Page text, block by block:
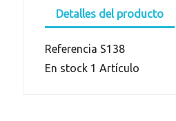
Detalles del producto
Referencia S138
En stock 1 Artículo